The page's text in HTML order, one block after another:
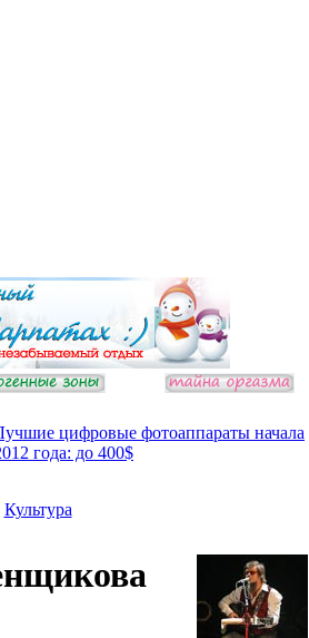
цифровые фотоаппараты начала
года: до 400$
Культура